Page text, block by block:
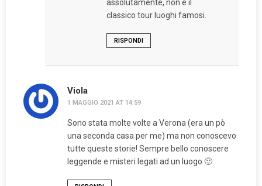
assolutamente, non è il
classico tour luoghi famosi.
RISPONDI
Viola
1 MAGGIO 2021 AT 14:59
Sono stata molte volte a Verona (era un pò
una seconda casa per me) ma non conoscevo
tutte queste storie! Sempre bello conoscere
leggende e misteri legati ad un luogo 🙂